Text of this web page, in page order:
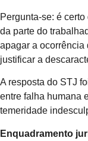
Pergunta-se: é
da parte do
apagar a ocorrência
justificar a
A resposta do STJ
entre falha humana
temeridade
Enquadramento